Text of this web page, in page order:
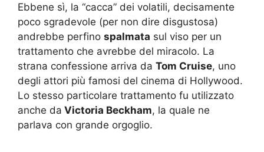
Ebbene sì, la “cacca” dei volatili, decisamente
poco sgradevole (per non dire disgustosa)
andrebbe perfino spalmata sul viso per un
trattamento che avrebbe del miracolo. La
strana confessione arriva da Tom Cruise, uno
degli attori più famosi del cinema di Hollywood.
Lo stesso particolare trattamento fu utilizzato
anche da Victoria Beckham, la quale ne
parlava con grande orgoglio.